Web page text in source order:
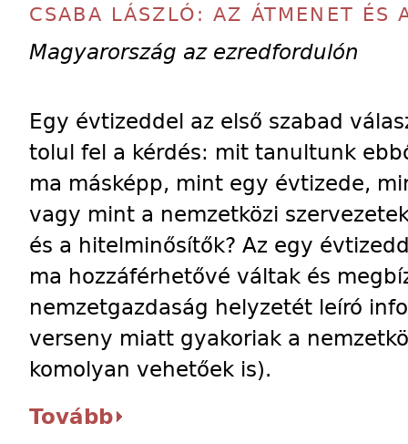
CSABA LÁSZLÓ: AZ ÁTMENET ÉS
Magyarország az ezredfordulón
Egy évtizeddel az első szabad
tolul fel a kérdés: mit tanultunk
ma másképp, mint egy évtizede,
vagy mint a nemzetközi
és a hitelminősítők? Az egy
ma hozzáférhetővé váltak és
nemzetgazdaság helyzetét leíró
verseny miatt gyakoriak a
komolyan vehetőek is).
Tovább